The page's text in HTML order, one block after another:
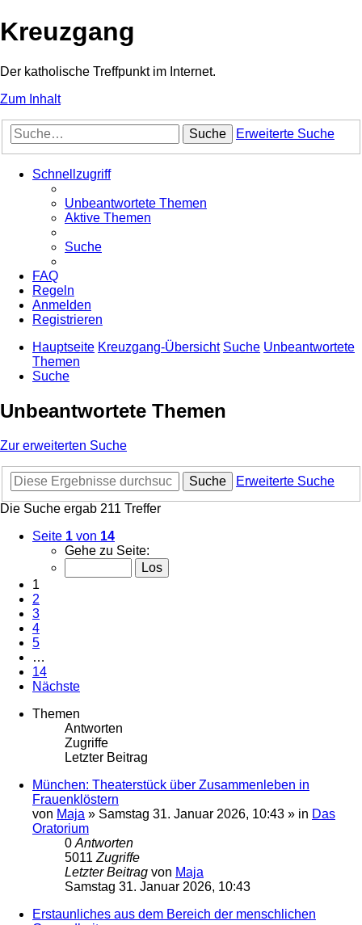
Kreuzgang
Der katholische Treffpunkt im Internet.
Zum Inhalt
Suche Erweiterte Suche
Schnellzugriff
Unbeantwortete Themen
Aktive Themen
Suche
FAQ
Regeln
Anmelden
Registrieren
Hauptseite Kreuzgang-Übersicht Suche Unbeantwortete
Themen
Suche
Unbeantwortete Themen
Zur erweiterten Suche
Suche
Erweiterte Suche
Die Suche ergab 211 Treffer
Seite 1 von 14
Gehe zu Seite:
1
2
3
4
5
…
14
Nächste
Themen
Antworten
Zugriffe
Letzter Beitrag
München: Theaterstück über Zusammenleben in
Frauenklöstern
von Maja » Samstag 31. Januar 2026, 10:43 » in Das
Oratorium
0 Antworten
5011 Zugriffe
Letzter Beitrag von Maja
Samstag 31. Januar 2026, 10:43
Erstaunliches aus dem Bereich der menschlichen